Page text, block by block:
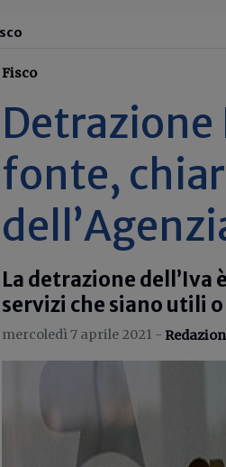
Fisco
Detrazione
fonte,
La detrazione dell’Iva
servizi che siano utili
mercoledì 7 aprile 2021 -